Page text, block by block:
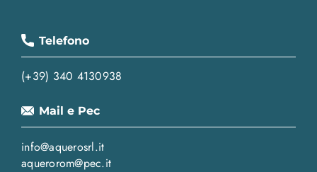
Telefono
(+39) 340 4130938
Mail e Pec
info@aquerosrl.it
aquerorom@pec.it